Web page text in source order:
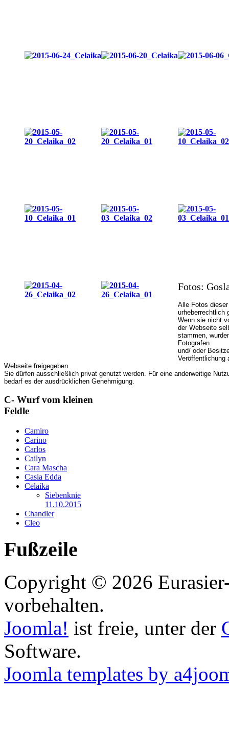
Fotos:
Alle Fotos
urheberrechtlich
Wenn sie nicht
der Webseite
stammen,
Fotografen
und/ oder
Veröffentlichung
Webseite freigegeben.
Sie dürfen ausschließlich privat genutzt werden. Für eine anderweitige
bedarf es der ausdrücklichen Genehmigung.
C- Wurf vom kleinen
Feldle
Camiro
Carino
Carlos
Cailyn
Cara Mascha
Casia Edda
Celaika
Siebenknie
11.10.2015
Chandler
Cleo
Fußzeile
Copyright © 2026
vorbehalten.
Joomla! ist freie, unter der
Software.
Joomla templates by